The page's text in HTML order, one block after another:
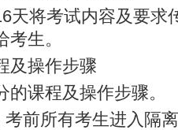
天将考试内容及要求
生。
及操作步骤
的课程及操作步骤。
前所有考生进入隔